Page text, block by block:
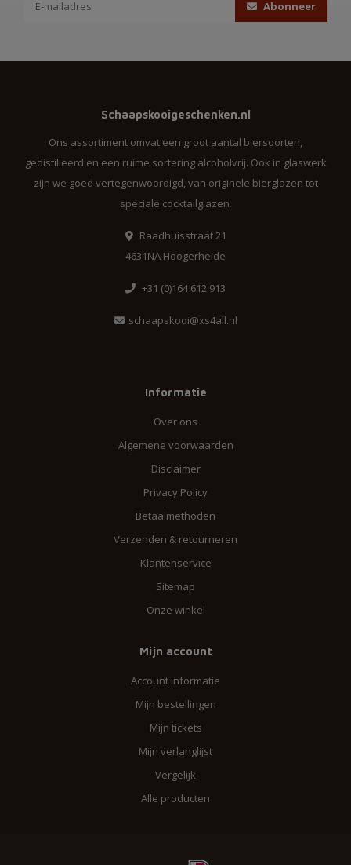
Abonneer
Schaapskooigeschenken.nl
Ons assortiment omvat een groot aantal biersoorten,
gedistilleerd en een ruime sortering alcoholvrij. Ook in glaswerk
zijn we goed vertegenwoordigd, van originele bierglazen tot
speciale cocktailglazen.
Raadhuisstraat 21
4631NA Hoogerheide
+31 (0)164 612 913
schaapskooi@xs4all.nl
Informatie
Over ons
Algemene voorwaarden
Disclaimer
Privacy Policy
Betaalmethoden
Verzenden & retourneren
Klantenservice
Sitemap
Onze winkel
Mijn account
Account informatie
Mijn bestellingen
Mijn tickets
Mijn verlanglijst
Vergelijk
Alle producten